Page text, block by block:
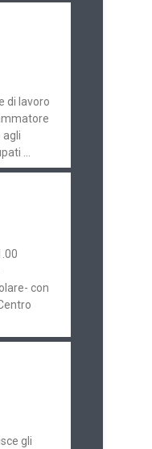
di lavoro
...
con
gli